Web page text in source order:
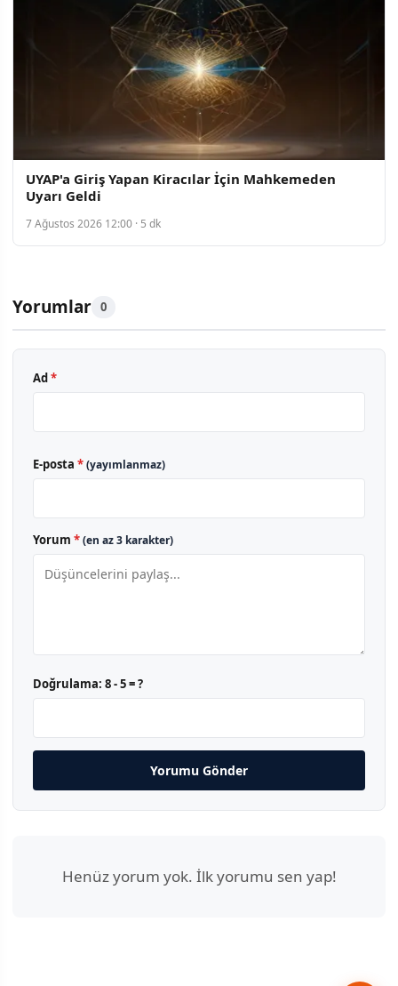
UYAP'a Giriş Yapan Kiracılar İçin Mahkemeden
Uyarı Geldi
7 Ağustos 2026 12:00 · 5 dk
Yorumlar 0
Ad*
E-posta *(yayımlanmaz)
Yorum *(en az 3 karakter)
Doğrulama: 8 - 5 = ?
Yorumu Gönder
Henüz yorum yok. İlk yorumu sen yap!